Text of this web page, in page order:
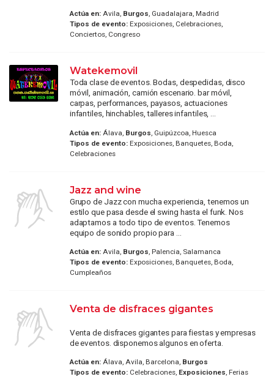
Actúa en:Avila, Burgos, Guadalajara, Madrid
Tipos de evento:Exposiciones, Celebraciones,
Conciertos, Congreso
Watekemovil
Toda clase de eventos. Bodas, despedidas, disco
móvil, animación, camión escenario. bar móvil,
carpas, performances, payasos, actuaciones
infantiles, hinchables, talleres infantiles, ...
Actúa en:Álava, Burgos , Guipúzcoa, Huesca
Tipos de evento:Exposiciones, Banquetes, Boda,
Celebraciones
Jazz and wine
Grupo de Jazz con mucha experiencia, tenemos un
estilo que pasa desde el swing hasta el funk. Nos
adaptamos a todo tipo de eventos. Tenemos
equipo de sonido propio para ...
Actúa en:Avila, Burgos, Palencia, Salamanca
Tipos de evento:Exposiciones, Banquetes, Boda,
Cumpleaños
Venta de disfraces gigantes
Venta de disfraces gigantes para fiestas y empresas
de eventos. disponemos algunos en oferta.
Actúa en:Álava, Avila, Barcelona, Burgos
Tipos de evento:Celebraciones, Exposiciones, Ferias